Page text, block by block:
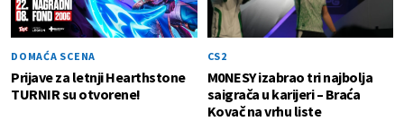
DOMAĆA SCENA
Prijave za letnji Hearthstone
TURNIR su otvorene!
CS2
M0NESY izabrao tri najbolja
saigrača u karijeri – Braća
Kovač na vrhu liste